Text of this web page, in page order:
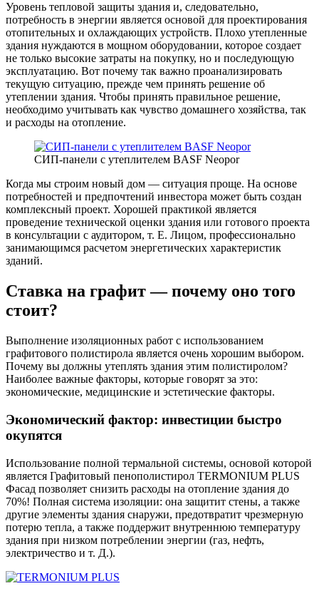
Уровень тепловой защиты здания и, следовательно,
потребность в энергии является основой для проектирования
отопительных и охлаждающих устройств. Плохо утепленные
здания нуждаются в мощном оборудовании, которое создает
не только высокие затраты на покупку, но и последующую
эксплуатацию. Вот почему так важно проанализировать
текущую ситуацию, прежде чем принять решение об
утеплении здания. Чтобы принять правильное решение,
необходимо учитывать как чувство домашнего хозяйства, так
и расходы на отопление.
СИП-панели с утеплителем BASF Neopor
Когда мы строим новый дом — ситуация проще. На основе
потребностей и предпочтений инвестора может быть создан
комплексный проект. Хорошей практикой является
проведение технической оценки здания или готового проекта
в консультации с аудитором, т. Е. Лицом, профессионально
занимающимся расчетом энергетических характеристик
зданий.
Ставка на графит — почему оно того
стоит?
Выполнение изоляционных работ с использованием
графитового полистирола является очень хорошим выбором.
Почему вы должны утеплять здания этим полистиролом?
Наиболее важные факторы, которые говорят за это:
экономические, медицинские и эстетические факторы.
Экономический фактор: инвестиции быстро
окупятся
Использование полной термальной системы, основой которой
является Графитовый пенополистирол TERMONIUM PLUS
Фасад позволяет снизить расходы на отопление здания до
70%! Полная система изоляции: она защитит стены, а также
другие элементы здания снаружи, предотвратит чрезмерную
потерю тепла, а также поддержит внутреннюю температуру
здания при низком потреблении энергии (газ, нефть,
электричество и т. Д.).